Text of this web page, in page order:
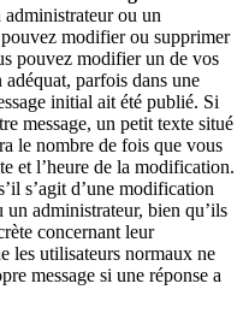
ou un
modifier ou supprimer
pouvez modifier un de vos
parfois dans une
initial ait été publié. Si
message, un petit texte situé
le nombre de fois que vous
et l’heure de la modification.
s’agit d’une modification
administrateur, bien qu’ils
concernant leur
les utilisateurs normaux ne
message si une réponse a